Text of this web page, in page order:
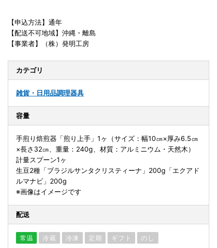
【申込方法】通年
【配送不可地域】沖縄・離島
【事業者】（株）発明工房
カテゴリ
雑貨・日用品調理器具
容量
手煎り焙煎器「煎り上手」1ヶ（サイズ：幅10㎝×厚み6.5㎝
×長さ32㎝、重量：240g、材質：アルミニウム・天然木）
計量スプーン1ヶ
生豆2種「ブラジルサンタクリスティーナ」200g「エクアド
ルマナビ」200g
※画像はイメージです
配送
常温 冷蔵 冷凍 定期 ギフト のし